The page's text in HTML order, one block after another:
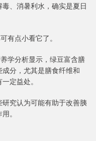
、消暑利水，确实是夏日
有点小看它了。
学分析显示，绿豆富含膳
分，尤其是膳食纤维和
定益处。
究认为可能有助于改善胰
。